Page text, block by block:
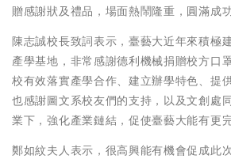
贈感謝狀及禮品，場面熱鬧隆重，圓滿成功
陳志誠校長致詞表示，臺藝大近年來積極
產學基地，非常感謝德利機械捐贈校方口
校有效落實產學合作、建立辦學特色、提
也感謝圖文系校友們的支持，以及文創處
業下，強化產業鏈結，促使臺藝大能有更完
鄭如紋夫人表示，很高興能有機會促成此